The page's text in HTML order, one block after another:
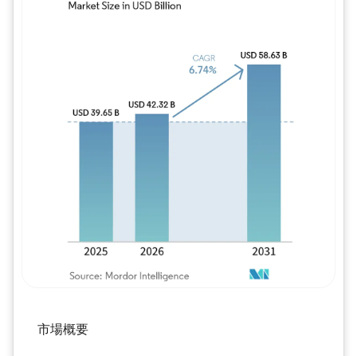
市場概要